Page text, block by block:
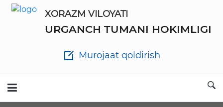
XORAZM VILOYATI
URGANCH TUMANI HOKIMLIGI
Murojaat qoldirish
Tuman hokimligi ish yuritish yo'riqnomasi